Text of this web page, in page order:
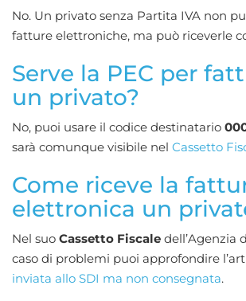
No. Un privato senza Partita IVA non
fatture elettroniche, ma può riceverle
Serve la PEC per
un privato?
No, puoi usare il codice destinatario
sarà comunque visibile nel Cassetto
Come riceve la
elettronica un
Nel suo Cassetto Fiscale dell’Agenzia
caso di problemi puoi approfondire
inviata allo SDI ma non consegnata.